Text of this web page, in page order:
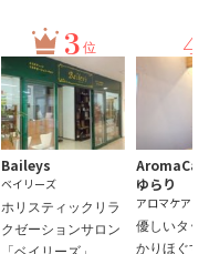
3 位
Baileys
ベイリーズ
ホリスティックリラ
クゼーションサロン
4
ゆらり
アロマケアル
優しいタッ
かりほぐす